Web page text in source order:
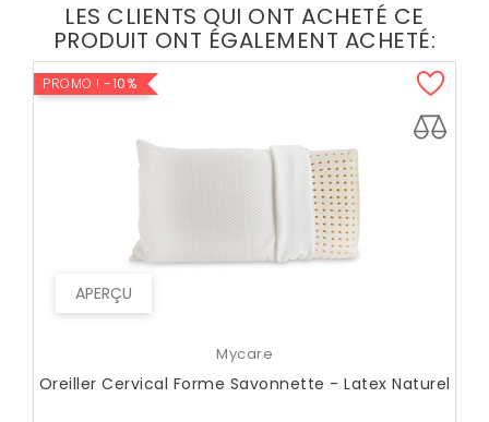
LES CLIENTS QUI ONT ACHETÉ CE
PRODUIT ONT ÉGALEMENT ACHETÉ:
APERÇU
PROMO ! -10%
Mycare
Oreiller Cervical Forme Savonnette - Latex Naturel